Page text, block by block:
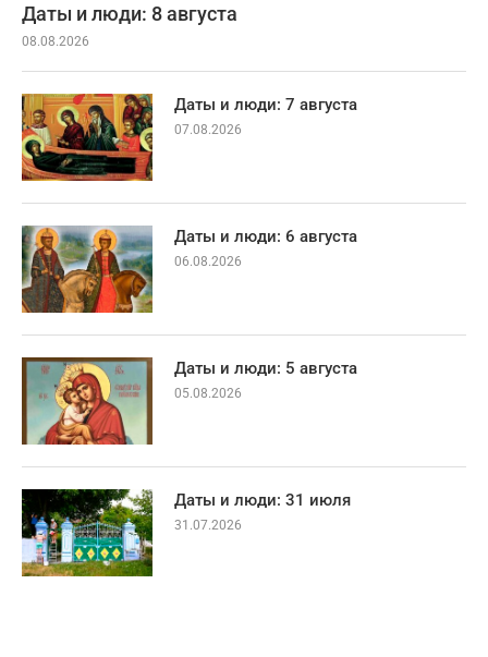
Даты и люди: 8 августа
08.08.2026
Даты и люди: 7 августа
07.08.2026
Даты и люди: 6 августа
06.08.2026
Даты и люди: 5 августа
05.08.2026
Даты и люди: 31 июля
31.07.2026